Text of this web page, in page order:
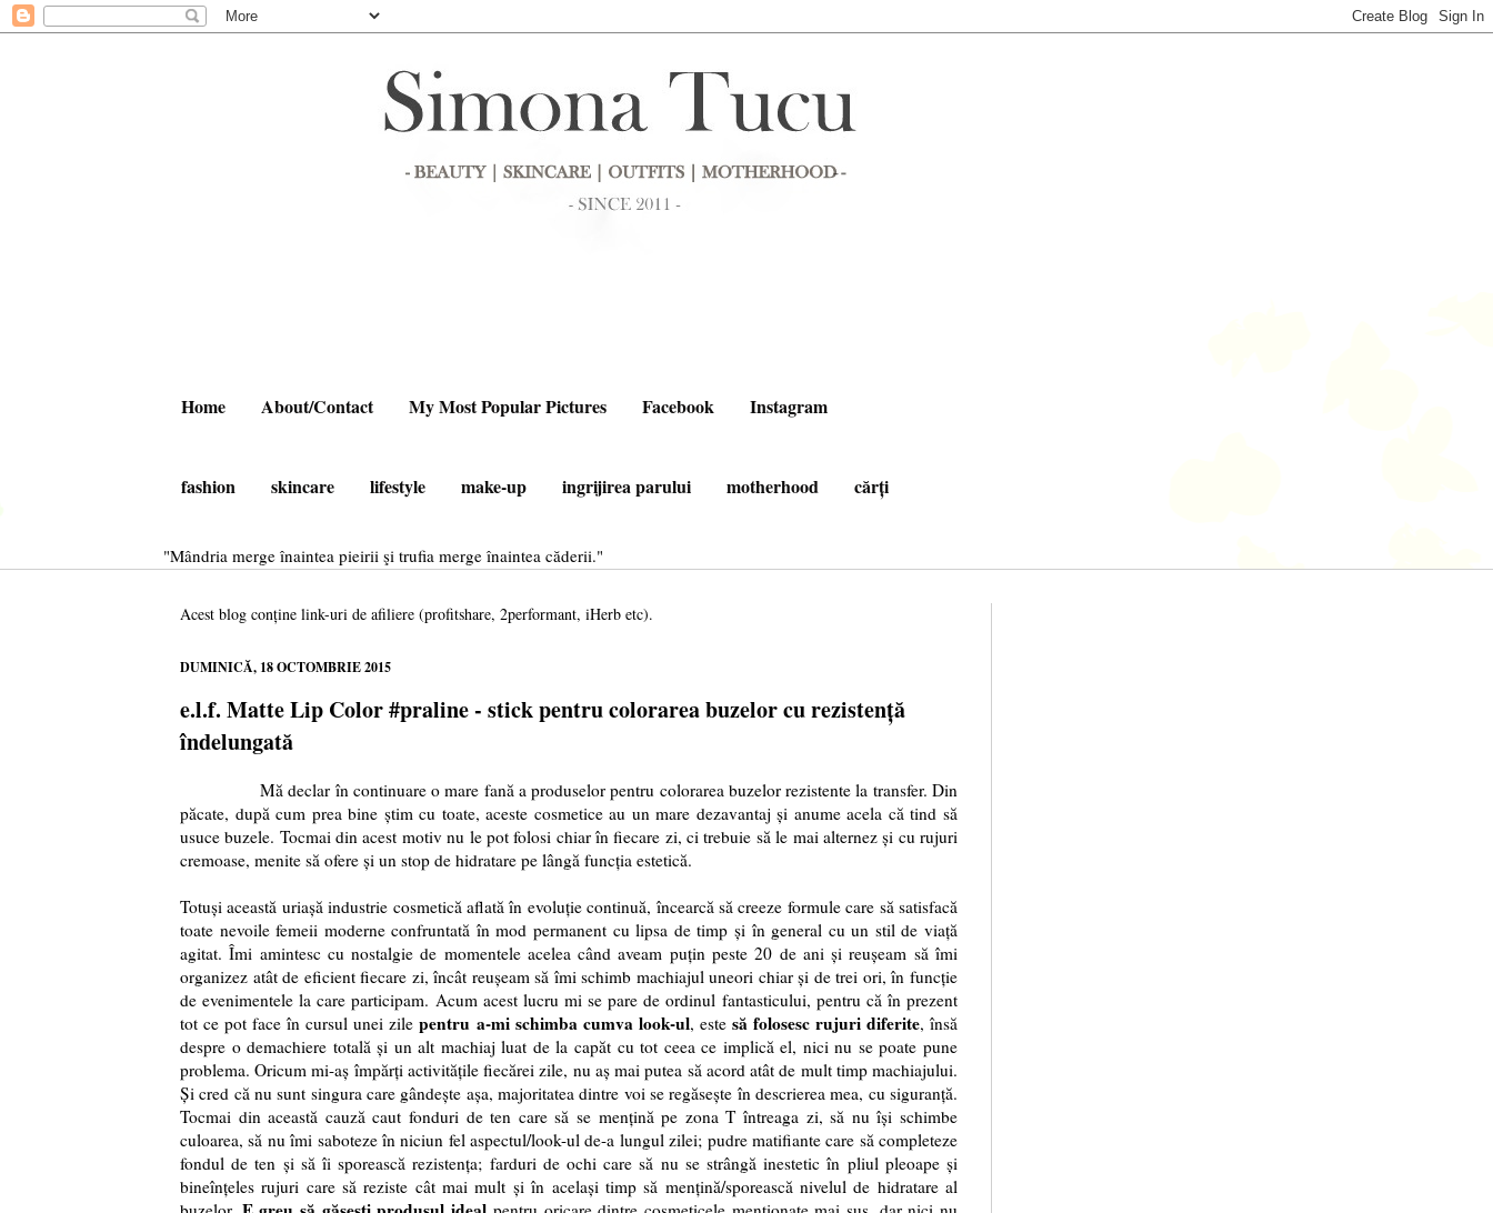
Home About/Contact My Most Popular Pictures Facebook Instagram
fashion skincare lifestyle make-up ingrijirea parului motherhood cărți
"Mândria merge înaintea pieirii şi trufia merge înaintea căderii."
Acest blog conține link-uri de afiliere (profitshare, 2performant, iHerb etc).
DUMINICĂ, 18 OCTOMBRIE 2015
e.l.f. Matte Lip Color #praline - stick pentru colorarea buzelor cu rezistență
îndelungată
Mă declar în continuare o mare fană a produselor pentru colorarea buzelor rezistente la transfer. Din
păcate, după cum prea bine știm cu toate, aceste cosmetice au un mare dezavantaj și anume acela că tind să
usuce buzele. Tocmai din acest motiv nu le pot folosi chiar în fiecare zi, ci trebuie să le mai alternez și cu rujuri
cremoase, menite să ofere și un stop de hidratare pe lângă funcția estetică.
Totuși această uriașă industrie cosmetică aflată în evoluție continuă, încearcă să creeze formule care să satisfacă
toate nevoile femeii moderne confruntată în mod permanent cu lipsa de timp și în general cu un stil de viață
agitat. Îmi amintesc cu nostalgie de momentele acelea când aveam puțin peste 20 de ani și reușeam să îmi
organizez atât de eficient fiecare zi, încât reușeam să îmi schimb machiajul uneori chiar și de trei ori, în funcție
de evenimentele la care participam. Acum acest lucru mi se pare de ordinul fantasticului, pentru că în prezent
tot ce pot face în cursul unei zilepentru a-mi schimba cumva look-ul, este să folosesc rujuri diferite, însă
despre o demachiere totală și un alt machiaj luat de la capăt cu tot ceea ce implică el, nici nu se poate pune
problema. Oricum mi-aș împărți activitățile fiecărei zile, nu aș mai putea să acord atât de mult timp machiajului.
Și cred că nu sunt singura care gândește așa, majoritatea dintre voi se regăsește în descrierea mea, cu siguranță.
Tocmai din această cauză caut fonduri de ten care să se mențină pe zona T întreaga zi, să nu își schimbe
culoarea, să nu îmi saboteze în niciun fel aspectul/look-ul de-a lungul zilei; pudre matifiante care să completeze
fondul de ten și să îi sporească rezistența; farduri de ochi care să nu se strângă inestetic în pliul pleoape și
bineînțeles rujuri care să reziste cât mai mult și în același timp să mențină/sporească nivelul de hidratare al